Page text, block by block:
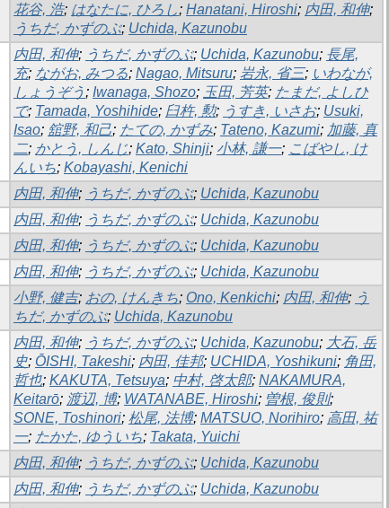
花谷, 浩; はなたに, ひろし; Hanatani, Hiroshi; 内田, 和伸;
うちだ, かずのぶ; Uchida, Kazunobu
内田, 和伸; うちだ, かずのぶ; Uchida, Kazunobu; 長尾,
充; ながお, みつる; Nagao, Mitsuru; 岩永, 省三; いわなが,
しょうぞう ; Iwanaga, Shozo; 玉田, 芳英; たまだ, よしひ
で; Tamada, Yoshihide; 臼杵, 勲; うすき, いさお; Usuki,
Isao; 舘野, 和己; たての, かずみ; Tateno, Kazumi; 加藤, 真
二; かとう, しんじ; Kato, Shinji; 小林, 謙一; こばやし, け
んいち; Kobayashi, Kenichi
内田, 和伸; うちだ, かずのぶ; Uchida, Kazunobu
内田, 和伸; うちだ, かずのぶ; Uchida, Kazunobu
内田, 和伸; うちだ, かずのぶ; Uchida, Kazunobu
内田, 和伸; うちだ, かずのぶ; Uchida, Kazunobu
小野, 健吉; おの, けんきち; Ono, Kenkichi; 内田, 和伸; う
ちだ, かずのぶ; Uchida, Kazunobu
内田, 和伸; うちだ, かずのぶ; Uchida, Kazunobu; 大石, 岳
史; ŌISHI, Takeshi; 内田, 佳邦; UCHIDA, Yoshikuni; 角田,
哲也; KAKUTA, Tetsuya; 中村, 啓太郎; NAKAMURA,
Keitarō; 渡辺, 博; WATANABE, Hiroshi; 曽根, 俊則;
SONE, Toshinori; 松尾, 法博; MATSUO, Norihiro; 高田, 祐
一; たかた, ゆういち; Takata, Yuichi
内田, 和伸; うちだ, かずのぶ; Uchida, Kazunobu
内田, 和伸; うちだ, かずのぶ; Uchida, Kazunobu